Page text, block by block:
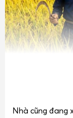
Nhà cũng đang